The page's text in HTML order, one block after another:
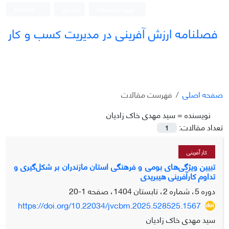
فصلنامه ارزش آفرینی در مدیریت کسب و کار
صفحه اصلی
فهرست مقالات
نویسنده =سید مهدی خاک زادیان
تعداد مقالات:
1
کار آفرینی
تبیین ویژگی‌های بومی و فرهنگی استان مازندران بر شکل‌گیری و
تداوم کارآفرینی هیبریدی
دوره 5، شماره 2، تابستان 1404، صفحه
1-20
https://doi.org/10.22034/jvcbm.2025.528525.1567
سید مهدی خاک زادیان